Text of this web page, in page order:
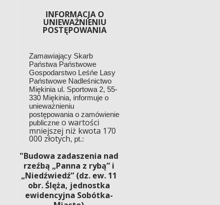
INFORMACJA O
UNIEWAŻNIENIU
POSTĘPOWANIA
Zamawiający Skarb
Państwa Państwowe
Gospodarstwo Leśńe Lasy
Państwowe Nadleśnictwo
Miękinia ul. Sportowa 2, 55-
330 Miękinia, informuje o
unieważnieniu
postępowania o zamówienie
publiczneo wartości
mniejszej niż kwota 170
000 złotych, pt.:
"Budowa zadaszenia nad
rzeźbą „Panna z rybą” i
„Niedźwiedź” (dz. ew. 11
obr. Ślęża, jednostka
ewidencyjna Sobótka-